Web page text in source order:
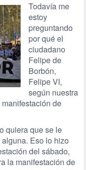
Todavía me
estoy
preguntando
por qué el
ciudadano
Felipe de
Borbón,
Felipe VI,
según nuestra
de
quiera que se le
Eso lo hizo
del sábado,
la manifestación de